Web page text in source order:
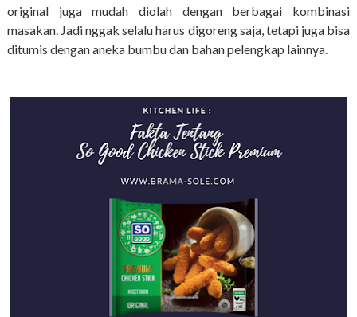
original juga mudah diolah dengan berbagai kombinasi
masakan. Jadi nggak selalu harus digoreng saja, tetapi juga bisa
ditumis dengan aneka bumbu dan bahan pelengkap lainnya.